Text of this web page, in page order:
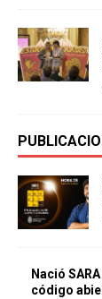
Nació
código